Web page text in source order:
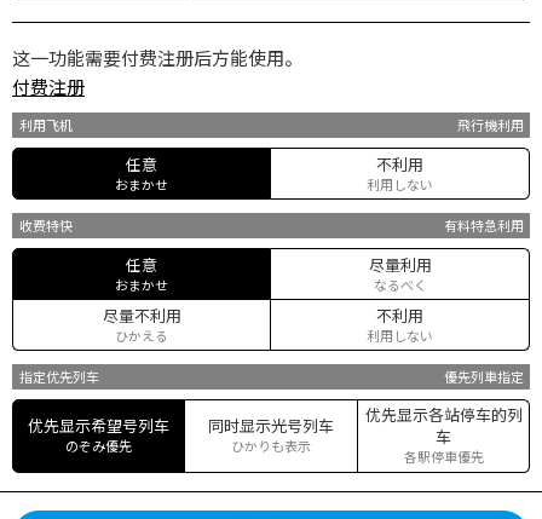
这一功能需要付费注册后方能使用。
付费注册
利用飞机 飛行機利用
任意
おまかせ
不利用
利用しない
收费特快 有料特急利用
任意
おまかせ
尽量利用
なるべく
尽量不利用
ひかえる
不利用
利用しない
指定优先列车 優先列車指定
优先显示希望号列车
のぞみ優先
同时显示光号列车
ひかりも表示
优先显示各站停车的列
车
各駅停車優先